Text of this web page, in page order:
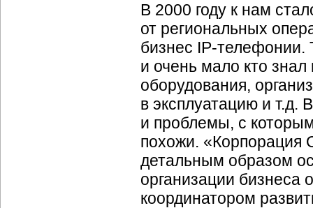
В 2000 году к нам
от региональных
бизнес IP-телефонии.
и очень мало кто
оборудования,
в эксплуатацию и
и проблемы, с
похожи.
детальным образом
организации бизнеса
координатором